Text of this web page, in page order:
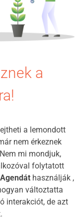
a
a lemondott
nem érkeznek
mi mondjuk,
folytatott
használják ,
változtatta
interakciót, de azt